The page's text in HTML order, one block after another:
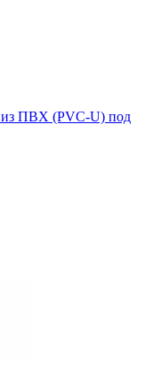
из ПВХ (PVC-U) под